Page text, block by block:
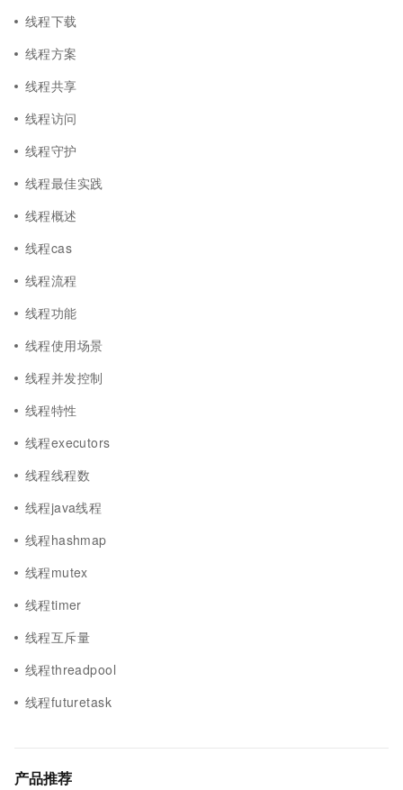
线程下载
线程方案
线程共享
线程访问
线程守护
线程最佳实践
线程概述
线程cas
线程流程
线程功能
线程使用场景
线程并发控制
线程特性
线程executors
线程线程数
线程java线程
线程hashmap
线程mutex
线程timer
线程互斥量
线程threadpool
线程futuretask
产品推荐